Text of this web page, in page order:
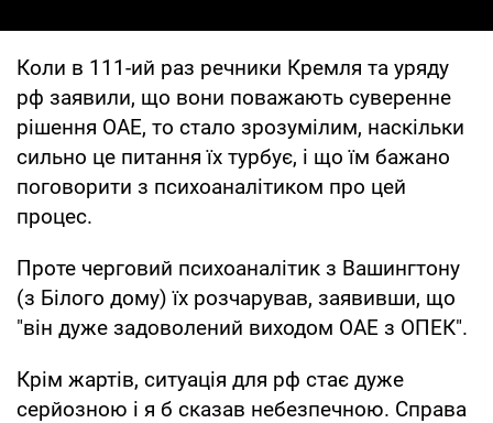
Коли в 111-ий раз речники Кремля та уряду
рф заявили, що вони поважають суверенне
рішення ОАЕ, то стало зрозумілим, наскільки
сильно це питання їх турбує, і що їм бажано
поговорити з психоаналітиком про цей
процес.
Проте черговий психоаналітик з Вашингтону
(з Білого дому) їх розчарував, заявивши, що
"він дуже задоволений виходом ОАЕ з ОПЕК".
Крім жартів, ситуація для рф стає дуже
серйозною і я б сказав небезпечною. Справа